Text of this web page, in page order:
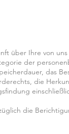
über Ihre von
der
das
die
die